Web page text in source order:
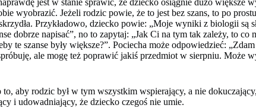
jest w stanie sprawić, że dziecko osiągnie dużo większe
wyobrazić. Jeżeli rodzic powie, że to jest bez szans, to po
Przykładowo, dziecko powie: „Moje wyniki z biologii są
dobrze napisać”, no to zapytaj: „Jak Ci na tym tak zależy, to co
te szanse były większe?”. Pociecha może odpowiedzieć:
ale mogę też poprawić jakiś przedmiot w sierpniu. Może
to, aby rodzic był w tym wszystkim wspierający, a nie dokuczający,
i udowadniający, że dziecko czegoś nie umie.